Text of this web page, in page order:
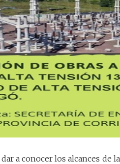
a conocer los alcances de